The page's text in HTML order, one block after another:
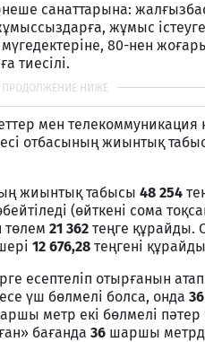
санаттарына:
жұмыс
мүгедектеріне, 80-нен
тиесілі.
мен телекоммуникация
отбасының жиынтық
жиынтық табысы 48 254
(өйткені сома
төлем 21 362 теңге құрайды.
12 676,28 теңгені
есептеліп отырғанын
үш бөлмелі болса, онда 36
метр екі бөлмелі пәтер
бағанда 36 шаршы